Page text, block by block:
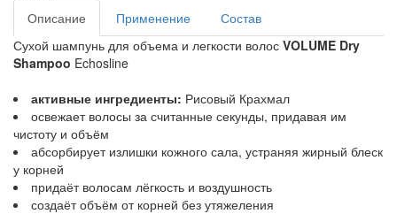
Описание Применение
Состав
Сухой шампунь для объема и легкости волос VOLUME Dry
Shampoo Echosline
активные ингредиенты: Рисовый Крахмал
освежает волосы за считанные секунды, придавая им
чистоту и объём
абсорбирует излишки кожного сала, устраняя жирный блеск
у корней
придаёт волосам лёгкость и воздушность
создаёт объём от корней без утяжеления